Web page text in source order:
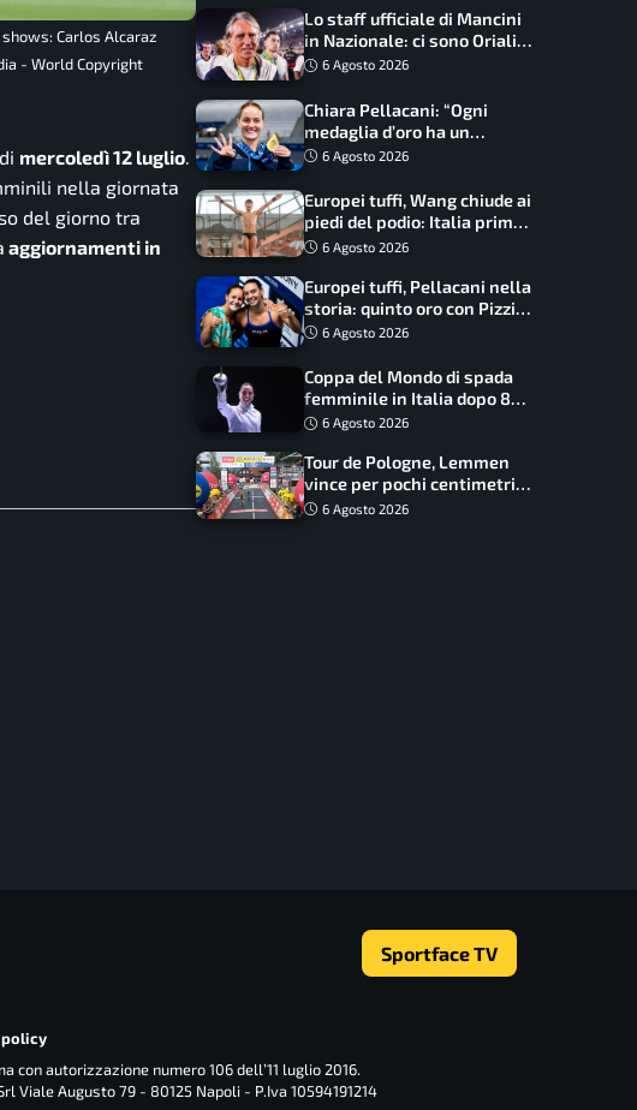
Carlos Alcaraz
- World Copyright
mercoledì 12 luglio.
nella giornata
del giorno tra
aggiornamenti in
Lo staff ufficiale di Mancini
in Nazionale: ci sono Oriali e
Bonucci, confermato un
6 Agosto 2026
Chiara Pellacani: “Ogni
medaglia d’oro ha un
significato diverso. Ho fatto
6 Agosto 2026
Europei tuffi, Wang chiude ai
piedi del podio: Italia prima
nel medagliere
6 Agosto 2026
Europei tuffi, Pellacani nella
storia: quinto oro con Pizzini
nel sincro da 3 metri
6 Agosto 2026
Coppa del Mondo di spada
femminile in Italia dopo 8
anni, Alberta Santuccio: “Il
frutti”
6 Agosto 2026
Tour de Pologne, Lemmen
vince per pochi centimetri
su Scaroni: maxi-caduta e
6 Agosto 2026
Sportface TV
autorizzazione numero 106 dell’11 luglio 2016.
Augusto 79 - 80125 Napoli - P.Iva 10594191214